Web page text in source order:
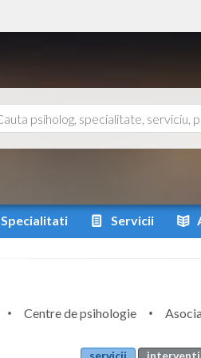
Specialitati Servicii
Centre de psihologie
servicii